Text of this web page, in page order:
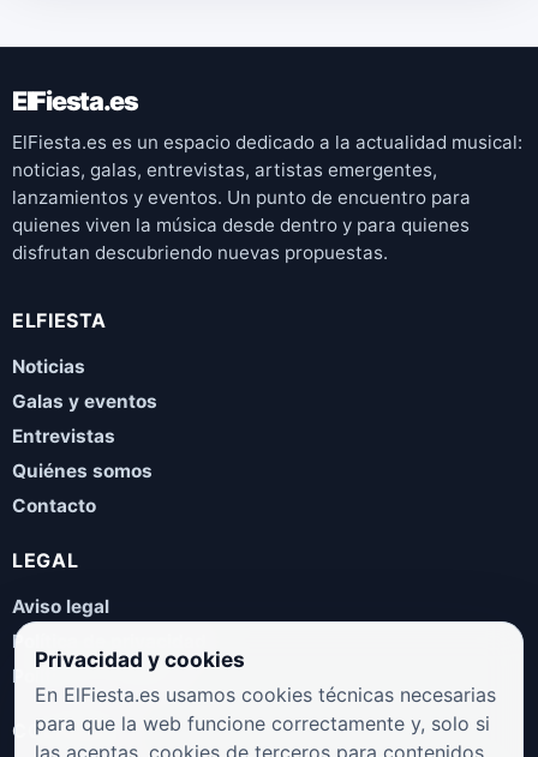
ElFiesta.es
ElFiesta.es es un espacio dedicado a la actualidad musical:
noticias, galas, entrevistas, artistas emergentes,
lanzamientos y eventos. Un punto de encuentro para
quienes viven la música desde dentro y para quienes
disfrutan descubriendo nuevas propuestas.
ELFIESTA
Noticias
Galas y eventos
Entrevistas
Quiénes somos
Contacto
LEGAL
Aviso legal
Política de privacidad
Política de cookies
COLABORA
Privacidad y cookies
En ElFiesta.es usamos cookies técnicas necesarias
para que la web funcione correctamente y, solo si
las aceptas, cookies de terceros para contenidos